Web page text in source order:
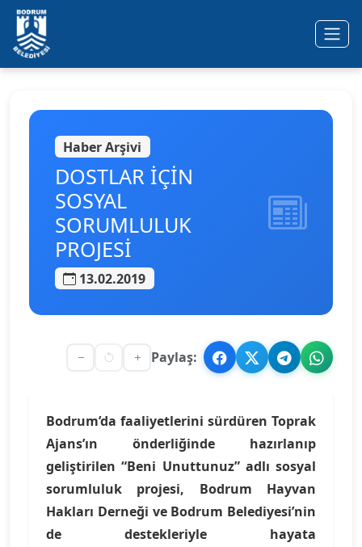
Ana içeriğe geç
Haber Arşivi
DOSTLAR İÇİN
SOSYAL
SORUMLULUK
PROJESİ
13.02.2019
Paylaş:
Bodrum’da faaliyetlerini sürdüren Toprak
Ajans’ın önderliğinde hazırlanıp
geliştirilen “Beni Unuttunuz” adlı sosyal
sorumluluk projesi, Bodrum Hayvan
Hakları Derneği ve Bodrum Belediyesi’nin
de destekleriyle hayata